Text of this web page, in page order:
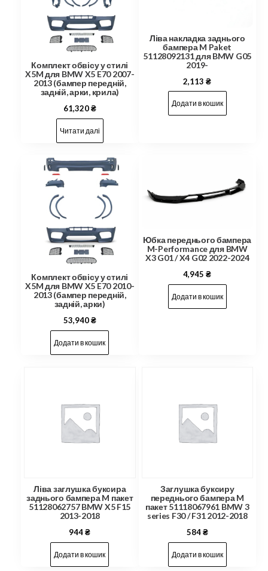
Комплект обвісу у стилі
X5M для BMW X5 E70 2007-
2013 (бампер передній,
задній, арки, крила)
61,320₴
Читати далі
Ліва накладка заднього
бампера M Paket
51128092131 для BMW G05
2019-
2,113₴
Додати в кошик
Комплект обвісу у стилі
X5M для BMW X5 E70 2010-
2013 (бампер передній,
задній, арки)
53,940₴
Додати в кошик
Юбка переднього бампера
M-Performance для BMW
X3 G01 / X4 G02 2022-2024
4,945₴
Додати в кошик
Ліва заглушка буксира
заднього бампера M пакет
51128062757 BMW X5 F15
2013-2018
944₴
Додати в кошик
Заглушка буксиру
переднього бампера M
пакет 51118067961 BMW 3
series F30 / F31 2012-2018
584₴
Додати в кошик